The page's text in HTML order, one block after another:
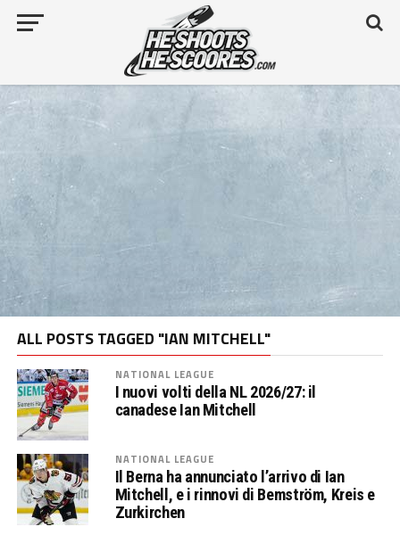
ALL POSTS TAGGED "IAN MITCHELL"
NATIONAL LEAGUE
I nuovi volti della NL 2026/27: il
canadese Ian Mitchell
NATIONAL LEAGUE
Il Berna ha annunciato l’arrivo di Ian
Mitchell, e i rinnovi di Bemström, Kreis e
Zurkirchen